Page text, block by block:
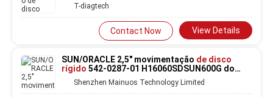
T-diagtech
Contact Now View Details
SUN/ORACLE 2,5" movimentação de disco
rígido 542-0287-01 H16060SDSUN600G do
SAS 600GB 10K
Shenzhen Mainuos Technology Limited